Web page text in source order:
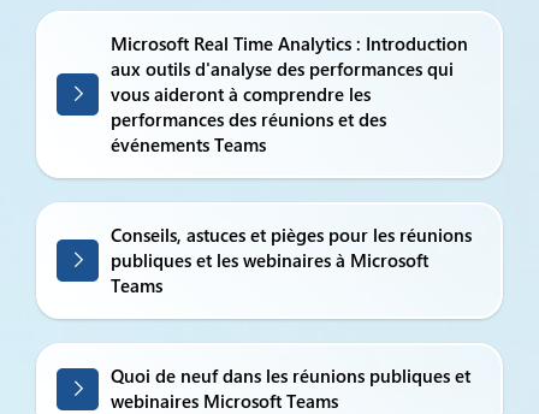
Microsoft Real Time Analytics : Introduction
aux outils d'analyse des performances qui
vous aideront à comprendre les
performances des réunions et des
événements Teams
Conseils, astuces et pièges pour les réunions
publiques et les webinaires à Microsoft
Teams
Quoi de neuf dans les réunions publiques et
webinaires Microsoft Teams